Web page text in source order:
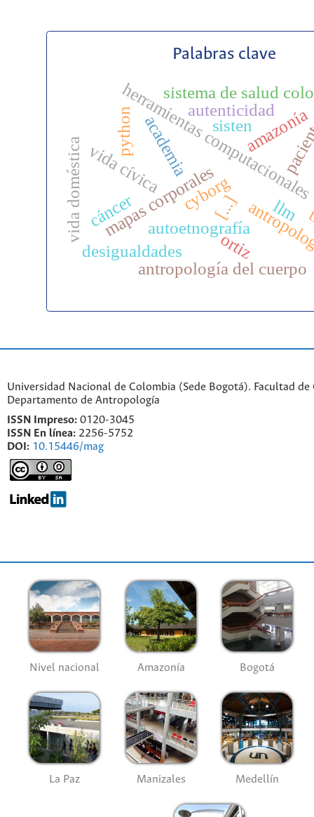
Palabras clave
[...]
autoetnografía
academia
ortiz
mapas corporales
herramientas computacionales
antropología del cuerpo
cáncer
sisten
sistema de salud
cyborg
desigualdades
vida cívica
vida doméstica
amazonía
llm
python autenticidad
Universidad Nacional de Colombia (Sede Bogotá). Facultad de
Departamento de Antropología
ISSN Impreso: 0120-3045
ISSN En línea: 2256-5752
DOI: 10.15446/mag
Nivel nacional Amazonía Bogotá
La Paz Manizales Medellín